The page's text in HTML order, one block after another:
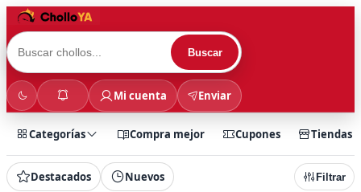
Buscar
Mi cuenta Enviar
Categorías Compra mejor Cupones Tiendas
Destacados Nuevos Filtrar